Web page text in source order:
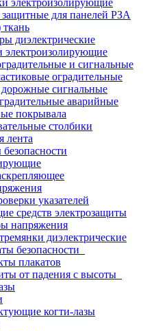
электроизолирующие
для панелей РЗА
диэлектрические
электроизолирующие
и сигнальные
оградительные
сигнальные
аварийные
покрывала
столбики
лента
указателей
средств электрозащиты
напряжения
диэлектрические
безопасности
плакатов
от падения с высоты
когти-лазы